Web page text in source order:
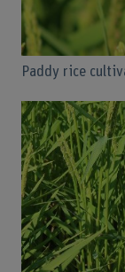
Paddy rice